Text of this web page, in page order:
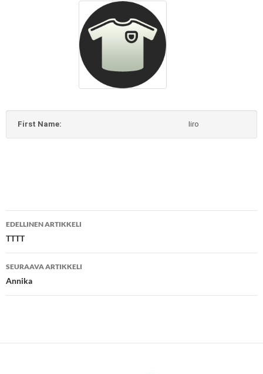
First Name: Iiro
Artikkelien
selaus
EDELLINEN ARTIKKELI
TTTT
SEURAAVA ARTIKKELI
Annika